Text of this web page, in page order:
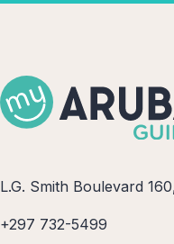
L.G. Smith Boulevard
+297 732-5499